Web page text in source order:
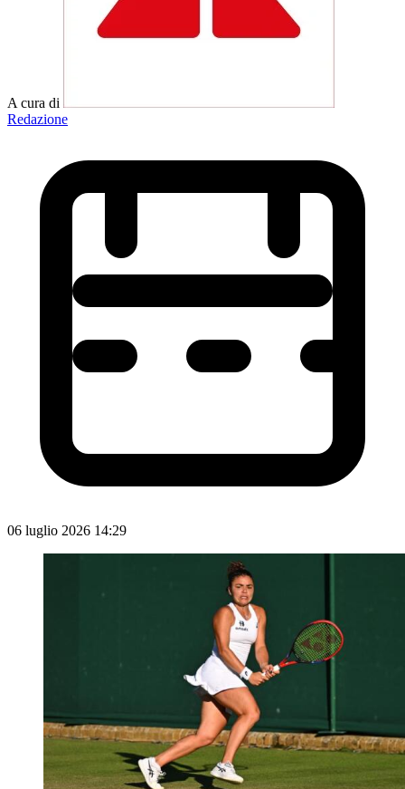
A cura di
Redazione
06 luglio 2026 14:29